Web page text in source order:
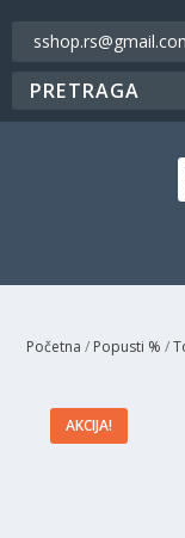
Početna / Popusti % /
AKCIJA!